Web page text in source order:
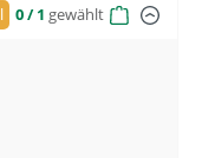
0/ 1 gewählt